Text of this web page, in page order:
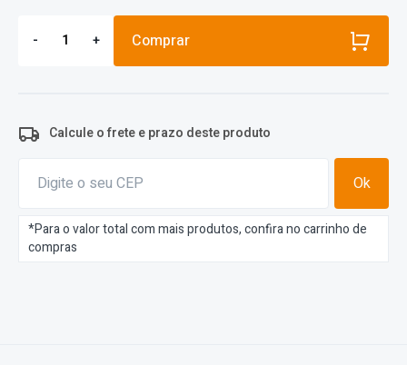
- + Comprar
Calcule o frete e prazo deste produto
Ok
*Para o valor total com mais produtos, confira no carrinho de
compras